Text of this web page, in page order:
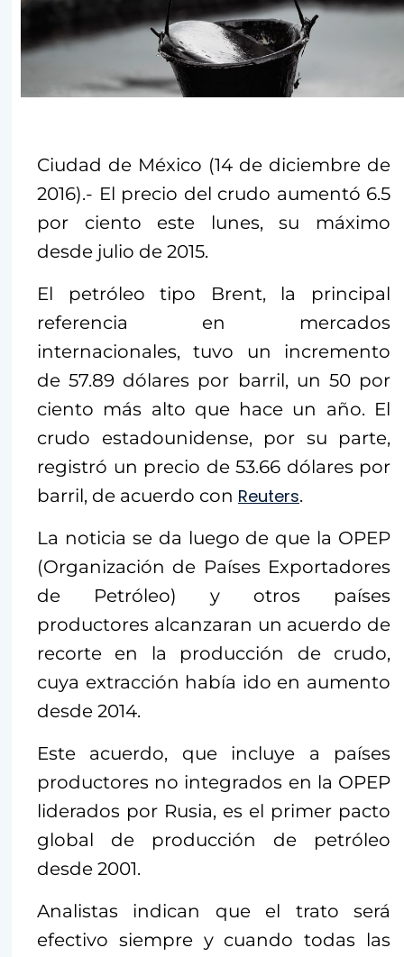
Ciudad de México (14 de diciembre de
2016).- El precio del crudo aumentó 6.5
por ciento este lunes, su máximo
desde julio de 2015.
El petróleo tipo Brent, la principal
referencia en mercados
internacionales, tuvo un incremento
de 57.89 dólares por barril, un 50 por
ciento más alto que hace un año. El
crudo estadounidense, por su parte,
registró un precio de 53.66 dólares por
barril, de acuerdo con Reuters.
La noticia se da luego de que la OPEP
(Organización de Países Exportadores
de Petróleo) y otros países
productores alcanzaran un acuerdo de
recorte en la producción de crudo,
cuya extracción había ido en aumento
desde 2014.
Este acuerdo, que incluye a países
productores no integrados en la OPEP
liderados por Rusia, es el primer pacto
global de producción de petróleo
desde 2001.
Analistas indican que el trato será
efectivo siempre y cuando todas las